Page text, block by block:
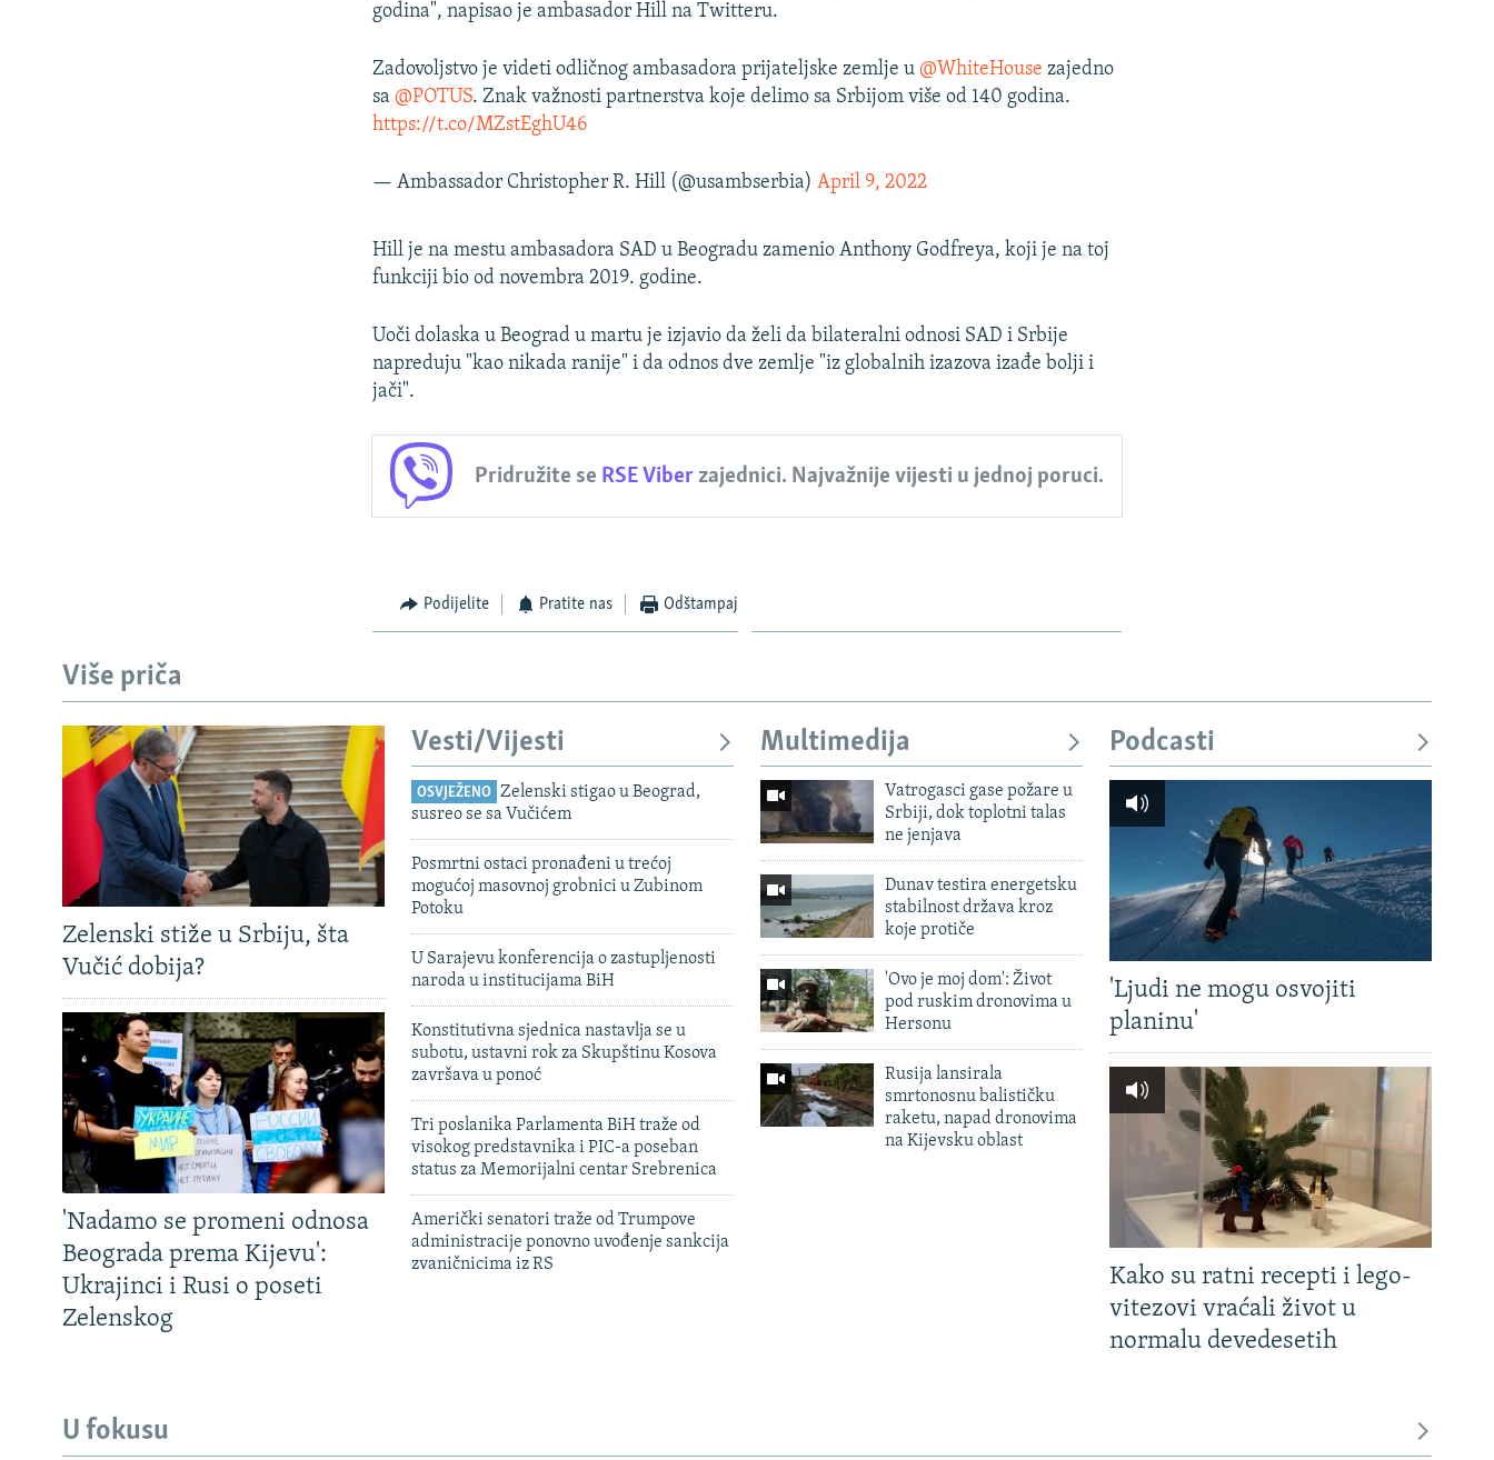
godina", napisao je ambasador Hill na Twitteru.
Zadovoljstvo je videti odličnog ambasadora prijateljske zemlje u@WhiteHouse zajedno
sa@POTUS. Znak važnosti partnerstva koje delimo sa Srbijom više od 140 godina.
https://t.co/MZstEghU46
— Ambassador Christopher R. Hill (@usambserbia)April 9, 2022
Hill je na mestu ambasadora SAD u Beogradu zamenio Anthony Godfreya, koji je na toj
funkciji bio od novembra 2019. godine.
Uoči dolaska u Beograd u martu je izjavio da želi da bilateralni odnosi SAD i Srbije
napreduju "kao nikada ranije" i da odnos dve zemlje "iz globalnih izazova izađe bolji i
jači".
Pridružite se RSE Viberzajednici. Najvažnije vijesti u jednoj poruci.
Podijelite Pratite nas Odštampaj
Više priča
Zelenski stiže u Srbiju, šta
Vučić dobija?
'Nadamo se promeni odnosa
Beograda prema Kijevu':
Ukrajinci i Rusi o poseti
Zelenskog
Vesti/Vijesti
OSVJEŽENO
Zelenski stigao u Beograd,
susreo se sa Vučićem
Posmrtni ostaci pronađeni u trećoj
mogućoj masovnoj grobnici u Zubinom
Potoku
U Sarajevu konferencija o zastupljenosti
naroda u institucijama BiH
Konstitutivna sjednica nastavlja se u
subotu, ustavni rok za Skupštinu Kosova
završava u ponoć
Tri poslanika Parlamenta BiH traže od
visokog predstavnika i PIC-a poseban
status za Memorijalni centar Srebrenica
Američki senatori traže od Trumpove
administracije ponovno uvođenje sankcija
zvaničnicima iz RS
Multimedija
Vatrogasci gase požare u
Srbiji, dok toplotni talas
ne jenjava
Dunav testira energetsku
stabilnost država kroz
koje protiče
'Ovo je moj dom': Život
pod ruskim dronovima u
Hersonu
Rusija lansirala
smrtonosnu balističku
raketu, napad dronovima
na Kijevsku oblast
Podcasti
'Ljudi ne mogu osvojiti
planinu'
Kako su ratni recepti i lego-
vitezovi vraćali život u
normalu devedesetih
U fokusu